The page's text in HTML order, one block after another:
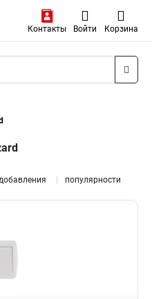
Контакты Войти Корзина
популярности